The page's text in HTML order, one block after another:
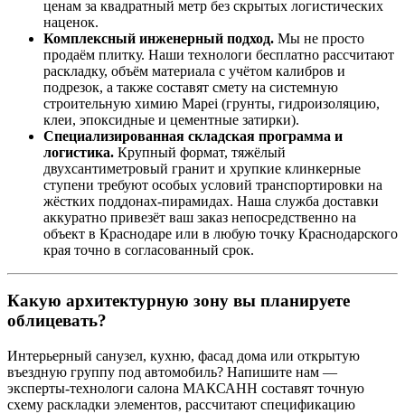
ценам за квадратный метр без скрытых логистических
наценок.
Комплексный инженерный подход. Мы не просто
продаём плитку. Наши технологи бесплатно рассчитают
раскладку, объём материала с учётом калибров и
подрезок, а также составят смету на системную
строительную химию Mapei (грунты, гидроизоляцию,
клеи, эпоксидные и цементные затирки).
Специализированная складская программа и
логистика. Крупный формат, тяжёлый
двухсантиметровый гранит и хрупкие клинкерные
ступени требуют особых условий транспортировки на
жёстких поддонах‑пирамидах. Наша служба доставки
аккуратно привезёт ваш заказ непосредственно на
объект в Краснодаре или в любую точку Краснодарского
края точно в согласованный срок.
Какую архитектурную зону вы планируете
облицевать?
Интерьерный санузел, кухню, фасад дома или открытую
въездную группу под автомобиль? Напишите нам —
эксперты‑технологи салона МАКСАНН составят точную
схему раскладки элементов, рассчитают спецификацию